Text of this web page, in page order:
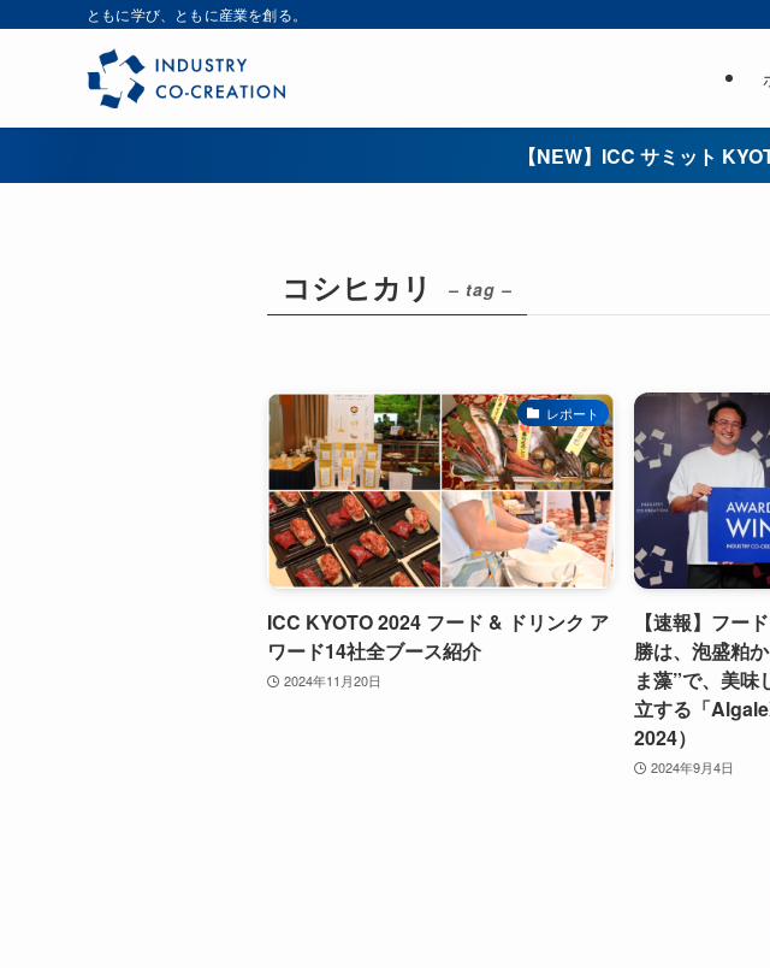
ともに学び、ともに産業を創る。
【NEW】ICC サミット
コシヒカリ – tag –
レポート
ICC KYOTO 2024 フード & ドリンク ア
ワード14社全ブース紹介
2024年11月20日
【速報】フー
勝は、泡盛粕
ま藻”で、美味
立する「
2024）
2024年9月4日